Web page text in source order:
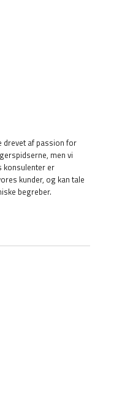
drevet af passion for
men vi
er
kunder, og kan tale
begreber.